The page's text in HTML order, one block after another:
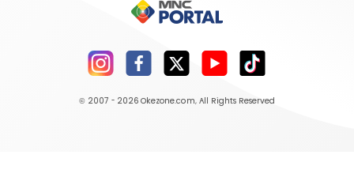
© 2007 - 2026 Okezone.com, All Rights Reserved